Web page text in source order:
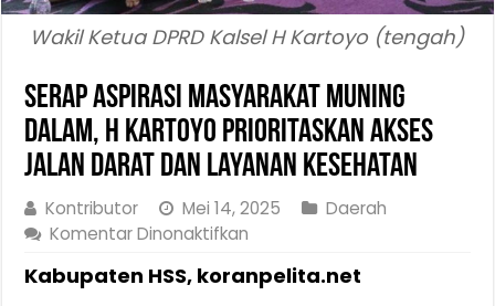
Wakil Ketua DPRD Kalsel H Kartoyo (tengah)
Serap Aspirasi Masyarakat Muning
Dalam, H Kartoyo Prioritaskan Akses
Jalan Darat dan Layanan Kesehatan
Kontributor Mei 14, 2025
Daerah
Komentar Dinonaktifkan
Aspirasi
Kabupaten HSS, koranpelita.net